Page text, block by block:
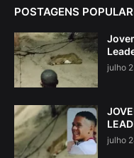
POSTAGENS
julho
julho